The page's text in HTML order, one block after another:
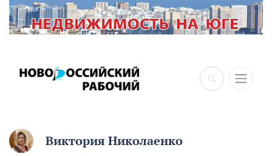
×
Виктория Николаенко